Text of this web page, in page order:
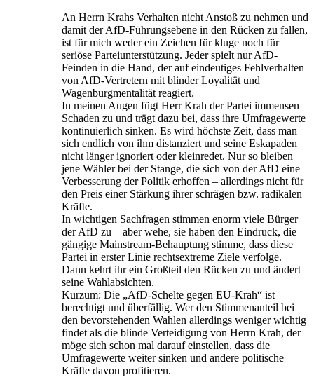
An Herrn Krahs Verhalten nicht Anstoß zu nehmen und
damit der AfD-Führungsebene in den Rücken zu fallen,
ist für mich weder ein Zeichen für kluge noch für
seriöse Parteiunterstützung. Jeder spielt nur AfD-
Feinden in die Hand, der auf eindeutiges Fehlverhalten
von AfD-Vertretern mit blinder Loyalität und
Wagenburgmentalität reagiert.
In meinen Augen fügt Herr Krah der Partei immensen
Schaden zu und trägt dazu bei, dass ihre Umfragewerte
kontinuierlich sinken. Es wird höchste Zeit, dass man
sich endlich von ihm distanziert und seine Eskapaden
nicht länger ignoriert oder kleinredet. Nur so bleiben
jene Wähler bei der Stange, die sich von der AfD eine
Verbesserung der Politik erhoffen – allerdings nicht für
den Preis einer Stärkung ihrer schrägen bzw. radikalen
Kräfte.
In wichtigen Sachfragen stimmen enorm viele Bürger
der AfD zu – aber wehe, sie haben den Eindruck, die
gängige Mainstream-Behauptung stimme, dass diese
Partei in erster Linie rechtsextreme Ziele verfolge.
Dann kehrt ihr ein Großteil den Rücken zu und ändert
seine Wahlabsichten.
Kurzum: Die „AfD-Schelte gegen EU-Krah“ ist
berechtigt und überfällig. Wer den Stimmenanteil bei
den bevorstehenden Wahlen allerdings weniger wichtig
findet als die blinde Verteidigung von Herrn Krah, der
möge sich schon mal darauf einstellen, dass die
Umfragewerte weiter sinken und andere politische
Kräfte davon profitieren.